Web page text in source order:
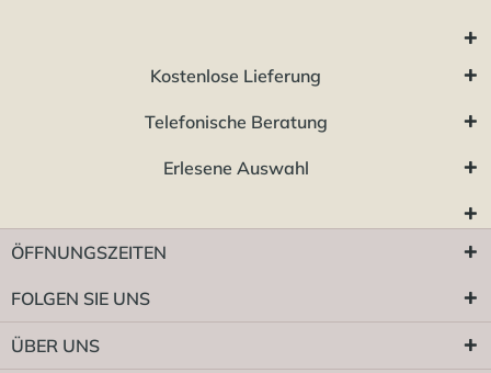
Kostenlose Lieferung
Telefonische Beratung
Erlesene Auswahl
ÖFFNUNGSZEITEN
FOLGEN SIE UNS
ÜBER UNS